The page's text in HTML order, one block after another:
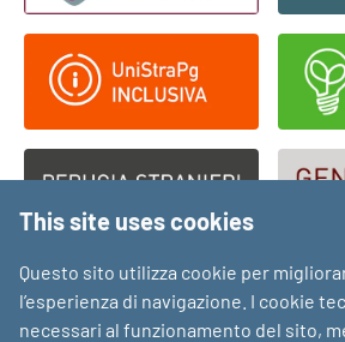
This site uses cookies
Questo sito utilizza cookie per
l’esperienza di navigazione. I cookie
necessari al funzionamento del sito,